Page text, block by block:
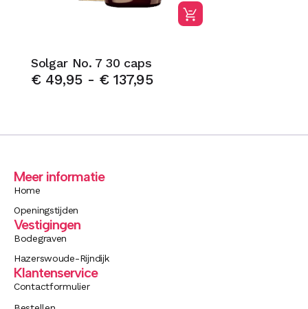
Solgar No. 7 30 caps
€49,95 - €137,95
Meer informatie
Home
Openingstijden
Vestigingen
Bodegraven
Hazerswoude-Rijndijk
Klantenservice
Contactformulier